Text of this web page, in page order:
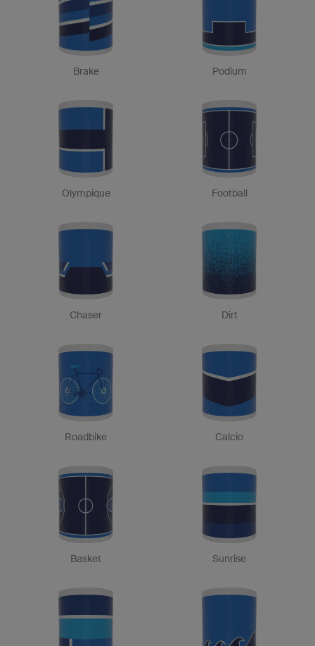
Brake Podium
Olympique Football
Chaser Dirt
Roadbike Calcio
Basket Sunrise